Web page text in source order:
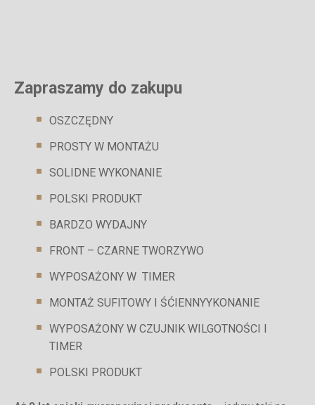
Zapraszamy do zakupu
OSZCZĘDNY
PROSTY W MONTAŻU
SOLIDNE WYKONANIE
POLSKI PRODUKT
BARDZO WYDAJNY
FRONT – CZARNE TWORZYWO
WYPOSAŻONY W TIMER
MONTAŻ SUFITOWY I ŚĆIENNYYKONANIE
WYPOSAŻONY W CZUJNIK WILGOTNOŚCI I
TIMER
POLSKI PRODUKT